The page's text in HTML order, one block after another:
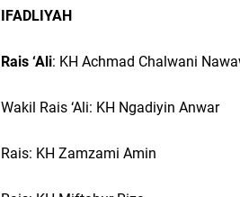
IFADLIYAH
Rais ‘Ali: KH Achmad Chalwani
Wakil Rais ‘Ali: KH Ngadiyin Anwar
Rais: KH Zamzami Amin